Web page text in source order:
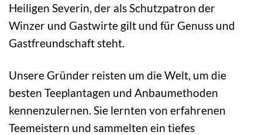
Heiligen Severin, der als Schutzpatron der
Winzer und Gastwirte gilt und für Genuss und
Gastfreundschaft steht.
Unsere Gründer reisten um die Welt, um die
besten Teeplantagen und Anbaumethoden
kennenzulernen. Sie lernten von erfahrenen
Teemeistern und sammelten ein tiefes